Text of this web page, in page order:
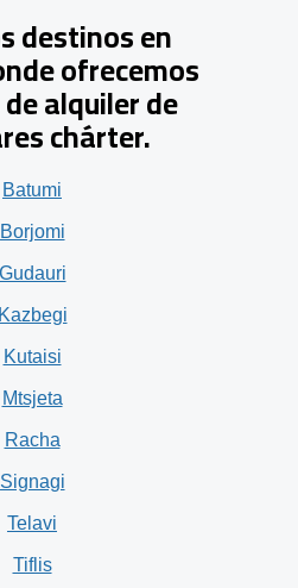
destinos en
ofrecemos
alquiler de
chárter.
Batumi
Borjomi
Gudauri
Kazbegi
Kutaisi
Mtsjeta
Racha
Signagi
Telavi
Tiflis